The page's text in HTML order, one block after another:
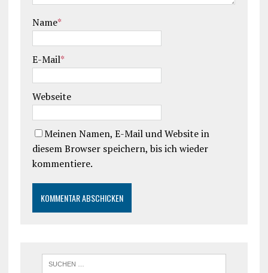
Name*
E-Mail*
Webseite
Meinen Namen, E-Mail und Website in
diesem Browser speichern, bis ich wieder
kommentiere.